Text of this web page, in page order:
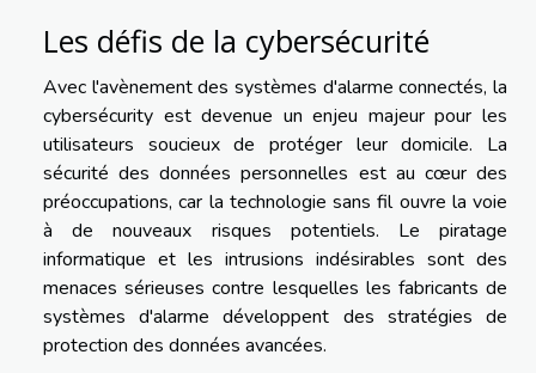
Les défis de la cybersécurité
Avec l'avènement des systèmes d'alarme connectés, la
cybersécurity est devenue un enjeu majeur pour les
utilisateurs soucieux de protéger leur domicile. La
sécurité des données personnelles est au cœur des
préoccupations, car la technologie sans fil ouvre la voie
à de nouveaux risques potentiels. Le piratage
informatique et les intrusions indésirables sont des
menaces sérieuses contre lesquelles les fabricants de
systèmes d'alarme développent des stratégies de
protection des données avancées.